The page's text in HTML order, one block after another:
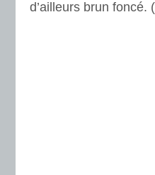
d’ailleurs brun